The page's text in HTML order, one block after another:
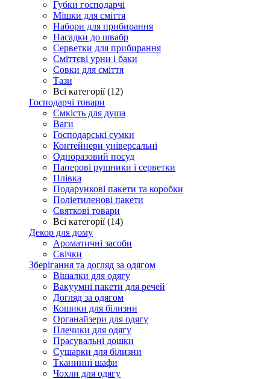
Губки господарчі
Мішки для сміття
Набори для прибирання
Насадки до швабр
Серветки для прибирання
Сміттєві урни і баки
Совки для сміття
Тази
Всі категорії (12)
Господарчі товари
Ємкість для душа
Ваги
Господарські сумки
Контейнери універсальні
Одноразовий посуд
Паперові рушники і серветки
Плівка
Подарункові пакети та коробки
Поліетиленові пакети
Святкові товари
Всі категорії (14)
Декор для дому
Ароматичні засоби
Свічки
Зберігання та догляд за одягом
Вішалки для одягу
Вакуумні пакети для речей
Догляд за одягом
Кошики для білизни
Органайзери для одягу
Плечики для одягу
Прасувальні дошки
Сушарки для білизни
Тканинні шафи
Чохли для одягу